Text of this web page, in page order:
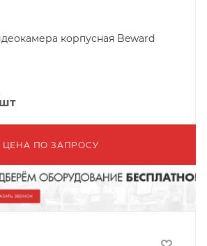
корпусная Beward
ЦЕНА ПО ЗАПРОСУ